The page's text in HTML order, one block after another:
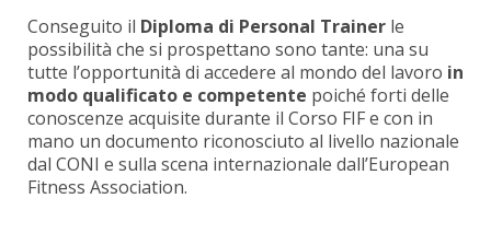
Conseguito il Diploma di Personal Trainer le
possibilità che si prospettano sono tante: una su
tutte l’opportunità di accedere al mondo del lavoro in
modo qualificato e competente poiché forti delle
conoscenze acquisite durante il Corso FIF e con in
mano un documento riconosciuto al livello nazionale
dal CONI e sulla scena internazionale dall’European
Fitness Association.